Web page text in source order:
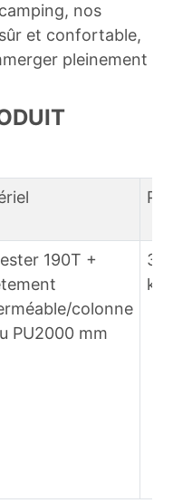
nos
et confortable,
pleinement
190T +
colonne
PU2000 mm
3,8
kg